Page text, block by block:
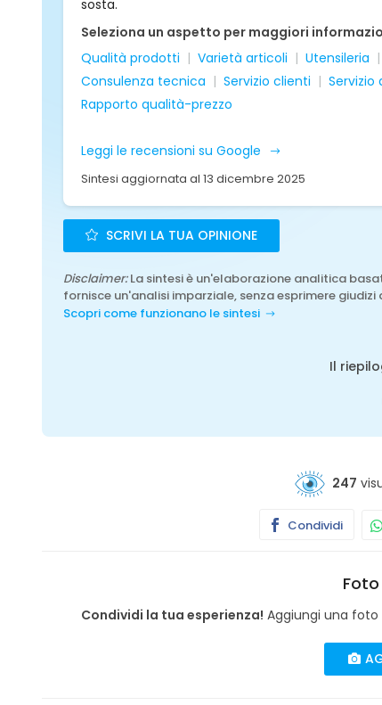
sosta.
Seleziona un aspetto per maggiori
Qualità prodotti
Varietà articoli Utensileria
Consulenza tecnica
Servizio clienti Servizio
Rapporto qualità-prezzo
Leggi le recensioni su Google
Sintesi aggiornata al 13 dicembre 2025
SCRIVI LA TUA OPINIONE
Disclaimer:La sintesi è un'elaborazione analitica
fornisce un'analisi imparziale, senza esprimere
Scopri come funzionano le sintesi
Il
247
Condividi
Condividi la tua esperienza! Aggiungi una